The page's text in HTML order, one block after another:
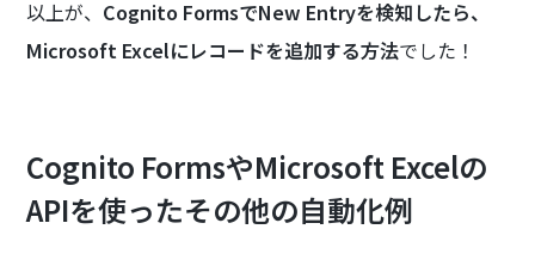
以上が、 Cognito FormsでNew Entryを検知したら、
Microsoft Excelにレコードを追加する方法でした！
Cognito FormsやMicrosoft Excelの
APIを使ったその他の自動化例